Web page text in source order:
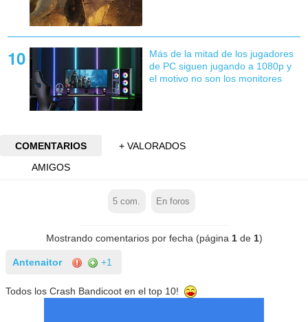
Más de la mitad de los jugadores
de PC siguen jugando a 1080p y
el motivo no son los monitores
COMENTARIOS
+ VALORADOS
AMIGOS
5 com. En foros
Mostrando comentarios por fecha (página 1de 1)
Antenaitor +1
Todos los Crash Bandicoot en el top 10!